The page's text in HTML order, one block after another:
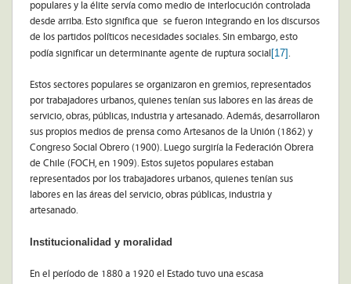
populares y la élite servía como medio de interlocución controlada
desde arriba. Esto significa que se fueron integrando en los discursos
de los partidos políticos necesidades sociales. Sin embargo, esto
podía significar un determinante agente de ruptura social [17].
Estos sectores populares se organizaron en gremios, representados
por trabajadores urbanos, quienes tenían sus labores en las áreas de
servicio, obras, públicas, industria y artesanado. Además, desarrollaron
sus propios medios de prensa como Artesanos de la Unión (1862) y
Congreso Social Obrero (1900). Luego surgiría la Federación Obrera
de Chile (FOCH, en 1909). Estos sujetos populares estaban
representados por los trabajadores urbanos, quienes tenían sus
labores en las áreas del servicio, obras públicas, industria y
artesanado.
Institucionalidad y moralidad
En el período de 1880 a 1920 el Estado tuvo una escasa